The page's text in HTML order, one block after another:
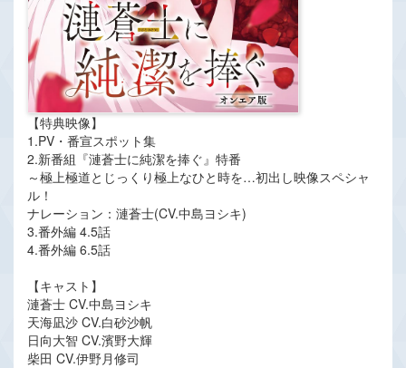
【特典映像】
1.PV・番宣スポット集
2.新番組『漣蒼士に純潔を捧ぐ』特番
～極上極道とじっくり極上なひと時を…初出し映像スペシャ
ル！
ナレーション：漣蒼士(CV.中島ヨシキ)
3.番外編 4.5話
4.番外編 6.5話
【キャスト】
漣蒼士 CV.中島ヨシキ
天海凪沙 CV.白砂沙帆
日向大智 CV.濱野大輝
柴田 CV.伊野月修司